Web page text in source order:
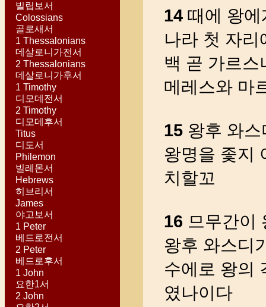
빌립보서
Colossians
골로새서
1 Thessalonians
데살로니가전서
2 Thessalonians
데살로니가후서
1 Timothy
디모데전서
2 Timothy
디모데후서
Titus
디도서
Philemon
빌레몬서
Hebrews
히브리서
James
야고보서
1 Peter
베드로전서
2 Peter
베드로후서
1 John
요한1서
2 John
14때에 왕에
나라 첫 자
백 곧 가르스
메레스와 마
15왕후 와스
왕명을 좇지
치할꼬
16 므무간이
왕후 와스디
수에로 왕의
였나이다